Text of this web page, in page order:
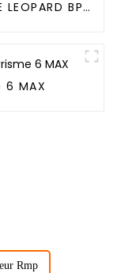
LEOPARD BP
6 MAX
Rmp